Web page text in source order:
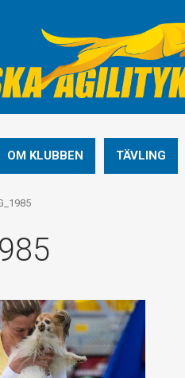
OM KLUBBEN TÄVLING